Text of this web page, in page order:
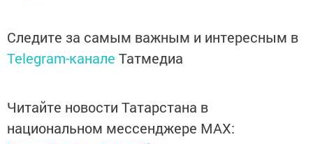
Следите за самым важным и интересным в
Telegram-канале Татмедиа
Читайте новости Татарстана в
национальном мессенджере MАХ: